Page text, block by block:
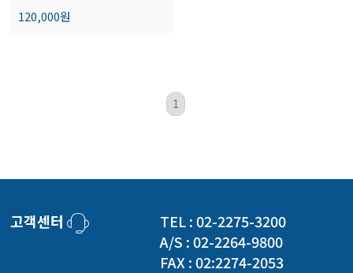
도계/물리/물성측정기
120,000원
1
고객센터
TEL : 02-2275-3200
A/S : 02-2264-9800
FAX : 02:2274-2053